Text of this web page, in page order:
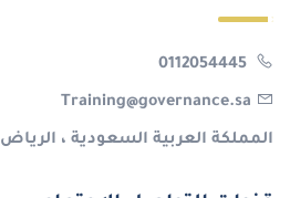
Training@governance.sa
المملكة العربية السعودية ، الرياض